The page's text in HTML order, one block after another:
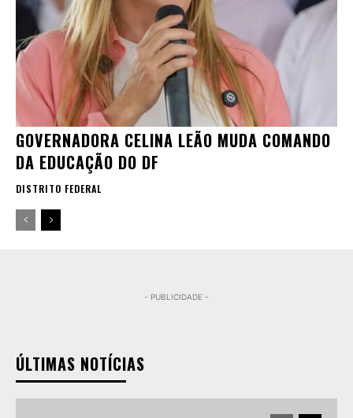
GOVERNADORA CELINA LEÃO MUDA COMANDO
DA EDUCAÇÃO DO DF
DISTRITO FEDERAL
- PUBLICIDADE -
ÚLTIMAS NOTÍCIAS